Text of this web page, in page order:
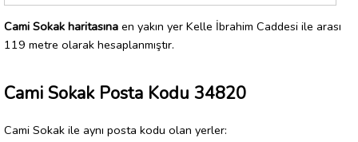
Cami Sokak haritasına en yakın yer Kelle İbrahim Caddesi ile arası
119 metre olarak hesaplanmıştır.
Cami Sokak Posta Kodu 34820
Cami Sokak ile aynı posta kodu olan yerler: